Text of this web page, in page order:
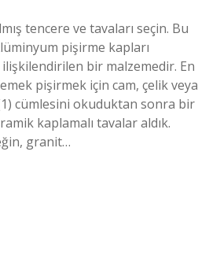
tencere ve tavaları seçin. Bu
pişirme kapları
ilişkilendirilen bir malzemedir. En
pişirmek için cam, çelik veya
cümlesini okuduktan sonra bir
kaplamalı tavalar aldık.
granit…